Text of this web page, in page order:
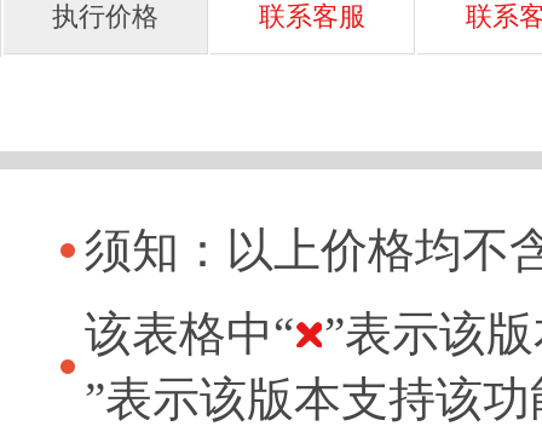
执行价格 联系客服 联系
须知：以上价格均不
该表格中“
”表示该
”表示该版本支持该